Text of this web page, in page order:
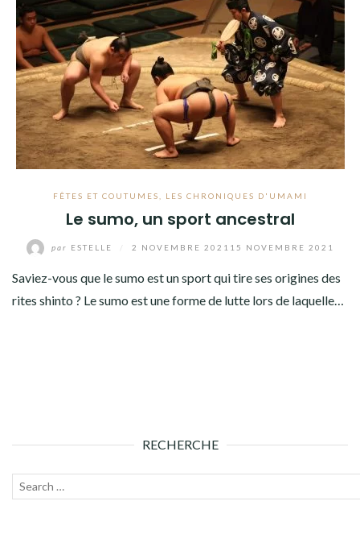
FÊTES ET COUTUMES LES CHRONIQUES D'UMAMI
Le sumo, un sport ancestral
par ESTELLE 2 NOVEMBRE 2021 15 NOVEMBRE 2021
Saviez-vous que le sumo est un sport qui tire ses origines des
rites shinto ? Le sumo est une forme de lutte lors de laquelle…
RECHERCHE
Recherche